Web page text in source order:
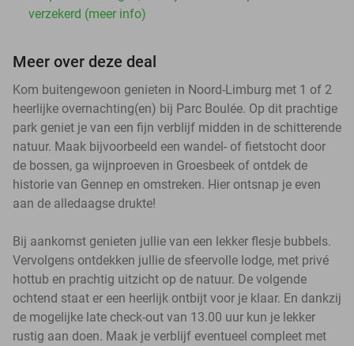
verzekerd (meer info)
Meer over deze deal
Kom buitengewoon genieten in Noord-Limburg met 1 of 2
heerlijke overnachting(en) bij Parc Boulée. Op dit prachtige
park geniet je van een fijn verblijf midden in de schitterende
natuur. Maak bijvoorbeeld een wandel- of fietstocht door
de bossen, ga wijnproeven in Groesbeek of ontdek de
historie van Gennep en omstreken. Hier ontsnap je even
aan de alledaagse drukte!
Bij aankomst genieten jullie van een lekker flesje bubbels.
Vervolgens ontdekken jullie de sfeervolle lodge, met privé
hottub en prachtig uitzicht op de natuur. De volgende
ochtend staat er een heerlijk ontbijt voor je klaar. En dankzij
de mogelijke late check-out van 13.00 uur kun je lekker
rustig aan doen. Maak je verblijf eventueel compleet met